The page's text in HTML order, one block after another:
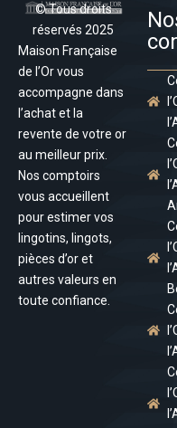
© Tous droits
réservés 2025
Maison Française
de l’Or vous
accompagne dans
l’achat et la
revente de votre or
au meilleur prix.
Nos comptoirs
vous accueillent
pour estimer vos
lingotins, lingots,
pièces d’or et
autres valeurs en
toute confiance.